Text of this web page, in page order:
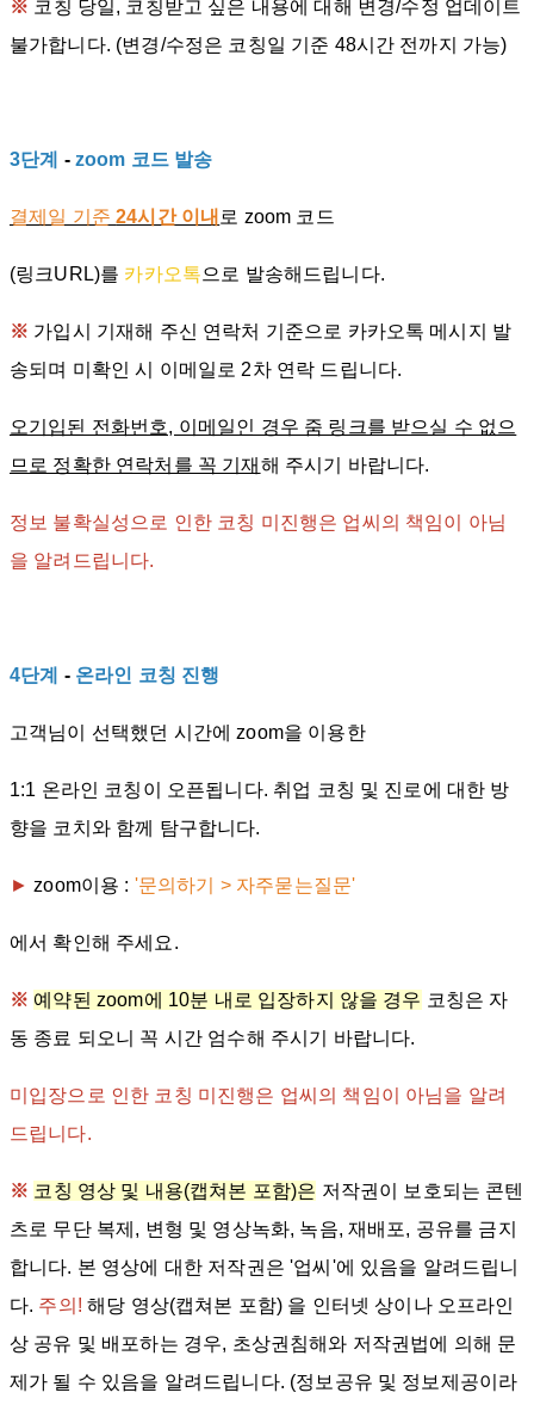
※ 코칭 당일, 코칭받고 싶은 내용에 대해 변경/수정 업데이트
불가합니다. (변경/수정은 코칭일 기준 48시간 전까지 가능)
3단계 - zoom 코드 발송
결제일 기준24시간 이내 로 zoom 코드
(링크URL)를 카카오톡으로 발송해드립니다.
※ 가입시 기재해 주신 연락처 기준으로 카카오톡 메시지 발
송되며 미확인 시 이메일로 2차 연락 드립니다.
오기입된 전화번호, 이메일인 경우 줌 링크를 받으실 수 없으
므로 정확한 연락처를 꼭 기재 해 주시기 바랍니다.
정보 불확실성으로 인한 코칭 미진행은 업씨의 책임이 아님
을 알려드립니다.
4단계 - 온라인 코칭 진행
고객님이 선택했던 시간에 zoom을 이용한
1:1 온라인 코칭이 오픈됩니다. 취업 코칭 및 진로에 대한 방
향을 코치와 함께 탐구합니다.
► zoom이용 : '문의하기 > 자주묻는질문'
에서 확인해 주세요.
※ 예약된 zoom에 10분 내로 입장하지 않을 경우 코칭은 자
동 종료 되오니 꼭 시간 엄수해 주시기 바랍니다.
미입장으로 인한 코칭 미진행은 업씨의 책임이 아님을 알려
드립니다.
※ 코칭 영상 및 내용(캡쳐본 포함)은 저작권이 보호되는 콘텐
츠로 무단 복제, 변형 및 영상녹화, 녹음, 재배포, 공유를 금지
합니다. 본 영상에 대한 저작권은 '업씨'에 있음을 알려드립니
다. 주의! 해당 영상(캡쳐본 포함) 을 인터넷 상이나 오프라인
상 공유 및 배포하는 경우, 초상권침해와 저작권법에 의해 문
제가 될 수 있음을 알려드립니다. (정보공유 및 정보제공이라